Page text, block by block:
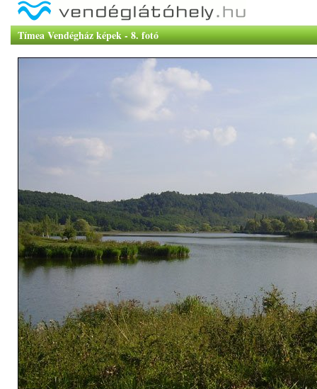
Tímea Vendégház képek - 8. fotó